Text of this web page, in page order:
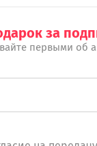
за
первыми об